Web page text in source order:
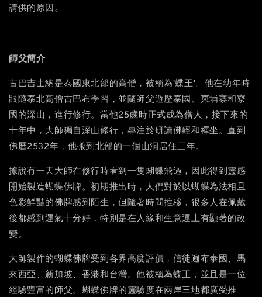
請供的原因。
師父簡介
古巴吉士納是泰國東北部的高僧，被稱為'蝶王'。他在幼年時
跟隨泰北高僧古巴布學習，並隨師父遊歷泰國、柬埔寨和寮
國的深山，進行修行。當他25歲時正式成為僧人，接下來的
十年中，大師獨自深山修行，專注於研讀佛經和禪坐。直到
佛曆2532年，他搬到北部的一個山洞居住三年。
據說有一天大師在修行時看到一隻蝴蝶飛過，因此得到靈感
開始製造蝴蝶佛牌。初期推出時，人們對於以蝴蝶為法相且
色彩鮮豔的佛牌感到陌生，但隨著時間推移，很多人在佩戴
後都感到運氣十分好，特別是在人緣和生意運上有顯著的改
變。
大師製作的蝴蝶佛牌受到各界高度評價，信徒遍布泰國、馬
來西亞、新加坡、香港和台灣。他被稱為蝶王，並且是一位
經驗豐富的師父。蝴蝶佛牌的靈驗度在兩岸三地都廣受推